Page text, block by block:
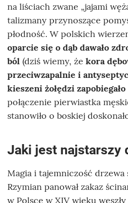
na liściach zwane „jajami
talizmany przynoszące
płodność. W polskich
oparcie się o dąb dawało
ból (dziś wiemy, że kora
przeciwzapalnie i
kieszeni żołędzi
połączenie pierwiastka
stanowiło o boskiej
Jaki jest najstarszy
Magia i tajemniczość drzewa
Rzymian panował zakaz
w Polsce w XIV wieku